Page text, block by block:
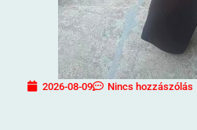
2026-08-09 Nincs hozzászólás